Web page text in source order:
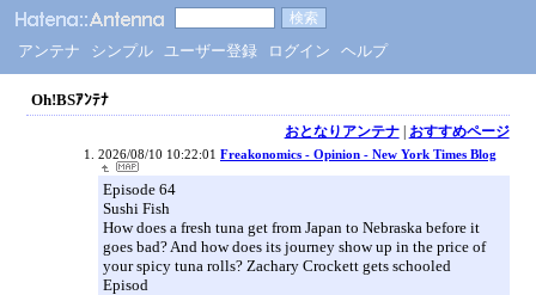
アンテナ シンプル ユーザー登録 ログイン ヘルプ
Oh!BSｱﾝﾃﾅ
おとなりアンテナ| おすすめページ
2026/08/10 10:22:01 Freakonomics - Opinion - New York Times Blog
Episode 64
Sushi Fish
How does a fresh tuna get from Japan to Nebraska before it
goes bad? And how does its journey show up in the price of
your spicy tuna rolls? Zachary Crockett gets schooled
Episod